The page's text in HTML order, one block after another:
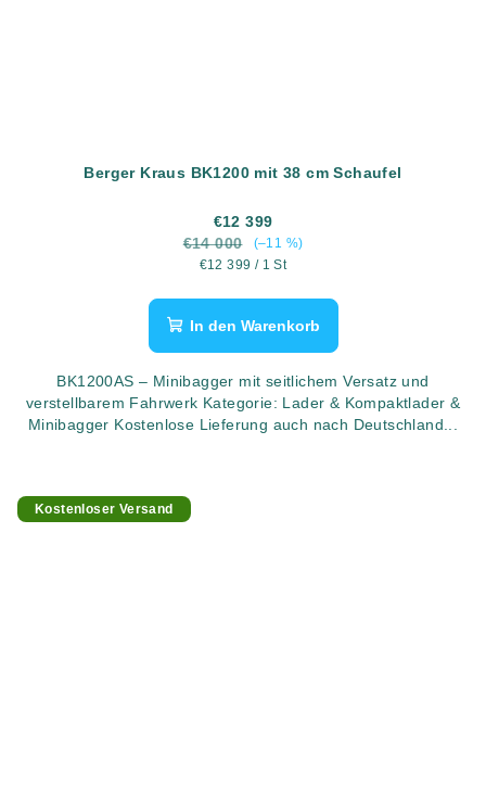
Berger Kraus BK1200 mit 38 cm Schaufel
€12 399
€14 000
(–11 %)
Verkaufspreis:
€12 399 / 1 St
In den Warenkorb
BK1200AS – Minibagger mit seitlichem Versatz und
verstellbarem Fahrwerk Kategorie: Lader & Kompaktlader &
Minibagger Kostenlose Lieferung auch nach Deutschland...
Kostenloser Versand